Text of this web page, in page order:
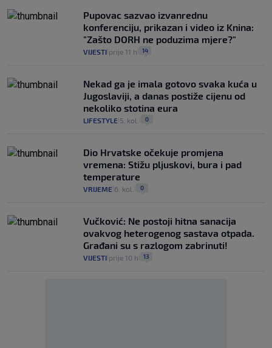
Pupovac sazvao izvanrednu
konferenciju, prikazan i video iz Knina:
"Zašto DORH ne poduzima mjere?"
VIJESTI prije 11 h 14
Nekad ga je imala gotovo svaka kuća u
Jugoslaviji, a danas postiže cijenu od
nekoliko stotina eura
LIFESTYLE 5. kol. 0
Dio Hrvatske očekuje promjena
vremena: Stižu pljuskovi, bura i pad
temperature
VRIJEME 6. kol. 0
Vučković: Ne postoji hitna sanacija
ovakvog heterogenog sastava otpada.
Građani su s razlogom zabrinuti!
VIJESTI prije 10 h 13